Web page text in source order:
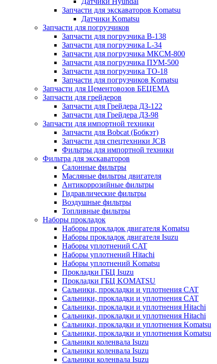
Запчасти для экскаваторов Komatsu
Датчики Komatsu
Запчасти для погрузчиков
Запчасти для погрузчика B-138
Запчасти для погрузчика L-34
Запчасти для погрузчика МКСМ-800
Запчасти для погрузчика ПУМ-500
Запчасти для погрузчика ТО-18
Запчасти для погрузчиков Komatsu
Запчасти для Цементовозов БЕЦЕМА
Запчасти для грейдеров
Запчасти для Грейдера ДЗ-122
Запчасти для Грейдера ДЗ-98
Запчасти для импортной техники
Запчасти для Bobcat (Бобкэт)
Запчасти для спецтехники JCB
Фильтры для импортной техники
Фильтра для экскаваторов
Салонные фильтры
Масляные фильтры двигателя
Антикоррозийные фильтры
Гидравлические фильтры
Воздушные фильтры
Топливные фильтры
Наборы прокладок
Наборы прокладок двигателя Komatsu
Наборы прокладок двигателя Isuzu
Наборы уплотнений CAT
Наборы уплотнений Hitachi
Наборы уплотнений Komatsu
Прокладки ГБЦ Isuzu
Прокладки ГБЦ KOMATSU
Сальники, прокладки и уплотнения CAT
Сальники, прокладки и уплотнения CAT
Сальники, прокладки и уплотнения Hitachi
Сальники, прокладки и уплотнения Hitachi
Сальники, прокладки и уплотнения Komatsu
Сальники, прокладки и уплотнения Komatsu
Сальники коленвала Isuzu
Сальники коленвала Isuzu
Сальники коленвала Isuzu